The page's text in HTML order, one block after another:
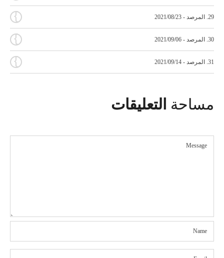
29. المرصد - 2021/08/23 {
30. المرصد - 2021/09/06 {
31. المرصد - 2021/09/14 {
مساحة التعليقات